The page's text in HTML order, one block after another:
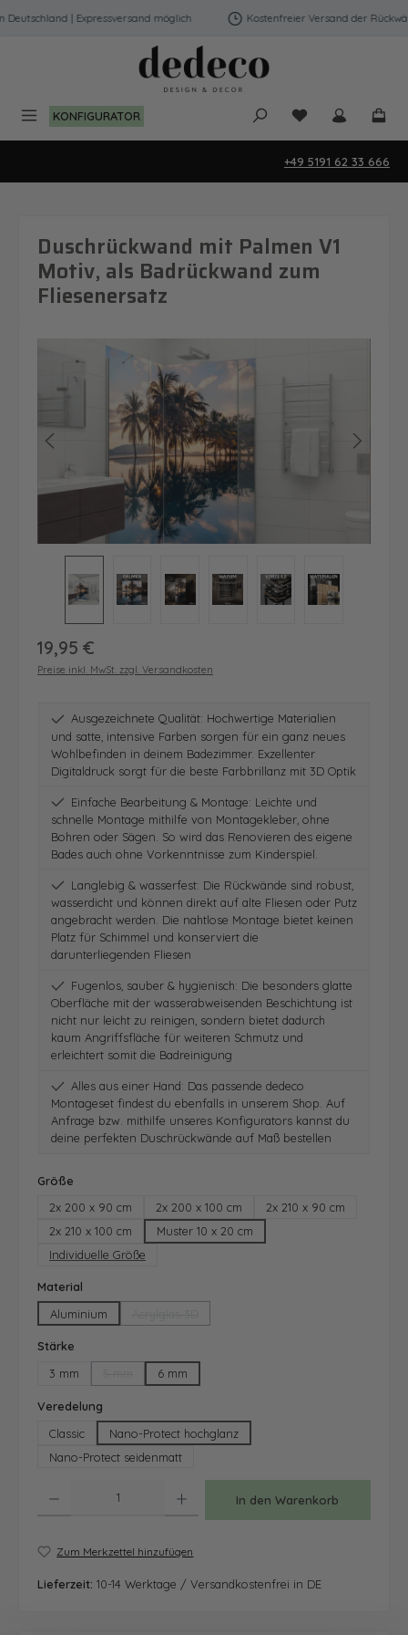
Zum Hauptinhalt springen
| Expressversand möglich Kostenfreier Versand der
KONFIGURATOR Du hast 0
+49 5191 62 33 666
Duschrückwand mit Palmen V1
Motiv, als Badrückwand zum
Fliesenersatz
Bildergalerie überspringen
Regulärer Preis:
19,95 €
Preise inkl. MwSt. zzgl. Versandkosten
Ausgezeichnete Qualität: Hochwertige Materialien
und satte, intensive Farben sorgen für ein ganz neues
Wohlbefinden in deinem Badezimmer. Exzellenter
Digitaldruck sorgt für die beste Farbbrillanz mit 3D Optik
Einfache Bearbeitung & Montage: Leichte und
schnelle Montage mithilfe von Montagekleber, ohne
Bohren oder Sägen. So wird das Renovieren des eigene
Bades auch ohne Vorkenntnisse zum Kinderspiel.
Langlebig & wasserfest: Die Rückwände sind robust,
wasserdicht und können direkt auf alte Fliesen oder Putz
angebracht werden. Die nahtlose Montage bietet keinen
Platz für Schimmel und konserviert die
darunterliegenden Fliesen
Fugenlos, sauber & hygienisch: Die besonders glatte
Oberfläche mit der wasserabweisenden Beschichtung ist
nicht nur leicht zu reinigen, sondern bietet dadurch
kaum Angriffsfläche für weiteren Schmutz und
erleichtert somit die Badreinigung
Alles aus einer Hand: Das passende dedeco
Montageset findest du ebenfalls in unserem Shop. Auf
Anfrage bzw. mithilfe unseres Konfigurators kannst du
deine perfekten Duschrückwände auf Maß bestellen
Größe
2x 200 x 90 cm
2x 200 x 100 cm
2x 210 x 90 cm
2x 210 x 100 cm
Muster 10 x 20 cm
Individuelle Größe
Material
Aluminium
Stärke
3 mm
(Diese Option ist zurzeit nicht verfügbar.)
6 mm
Veredelung
Classic
Nano-Protect hochglanz
Nano-Protect seidenmatt
In den Warenkorb
Zum Merkzettel hinzufügen
Lieferzeit: 10-14 Werktage / Versandkostenfrei in DE